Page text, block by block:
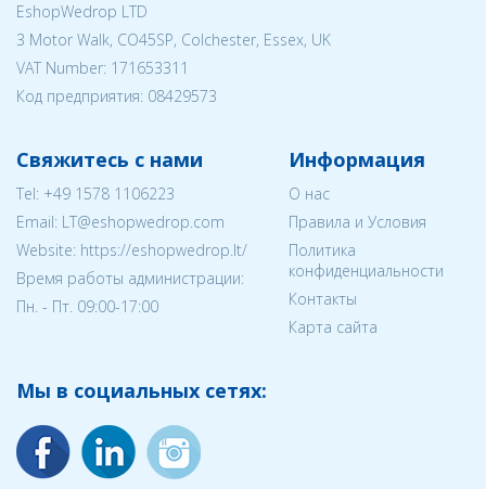
EshopWedrop LTD
3 Motor Walk, CO45SP, Colchester, Essex, UK
VAT Number: 171653311
Код предприятия: 08429573
Свяжитесь с нами
Tel: +49 1578 1106223
Email: LT@eshopwedrop.com
Website: https://eshopwedrop.lt/
Время работы администрации:
Пн. - Пт. 09:00-17:00
Информация
О нас
Правила и Условия
Политика
конфиденциальности
Контакты
Карта сайта
Мы в социальных сетях: